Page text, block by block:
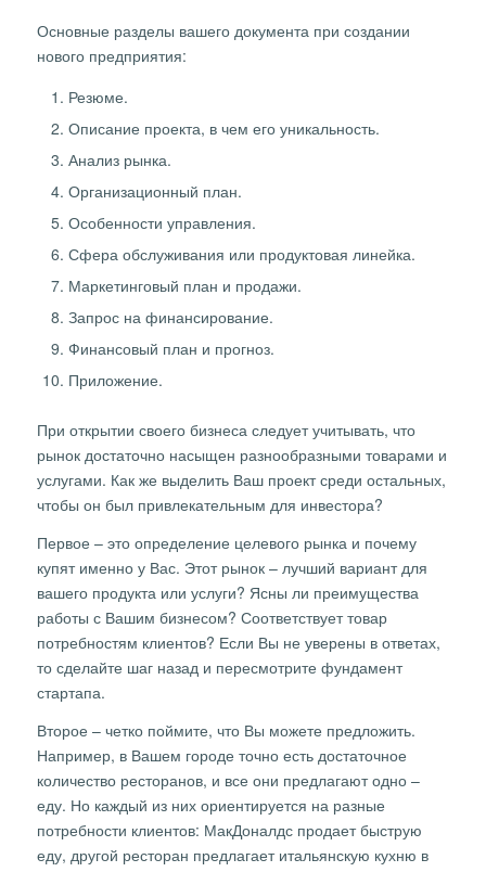
Основные разделы вашего документа при создании
нового предприятия:
Резюме.
Описание проекта, в чем его уникальность.
Анализ рынка.
Организационный план.
Особенности управления.
Сфера обслуживания или продуктовая линейка.
Маркетинговый план и продажи.
Запрос на финансирование.
Финансовый план и прогноз.
Приложение.
При открытии своего бизнеса следует учитывать, что
рынок достаточно насыщен разнообразными товарами и
услугами. Как же выделить Ваш проект среди остальных,
чтобы он был привлекательным для инвестора?
Первое – это определение целевого рынка и почему
купят именно у Вас. Этот рынок – лучший вариант для
вашего продукта или услуги? Ясны ли преимущества
работы с Вашим бизнесом? Соответствует товар
потребностям клиентов? Если Вы не уверены в ответах,
то сделайте шаг назад и пересмотрите фундамент
стартапа.
Второе – четко поймите, что Вы можете предложить.
Например, в Вашем городе точно есть достаточное
количество ресторанов, и все они предлагают одно –
еду. Но каждый из них ориентируется на разные
потребности клиентов: МакДоналдс продает быструю
еду, другой ресторан предлагает итальянскую кухню в